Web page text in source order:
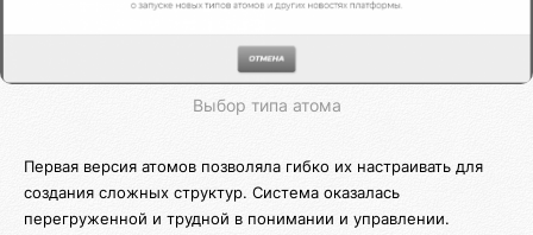
Выбор типа атома
Первая версия атомов позволяла гибко их настраивать для
создания сложных структур. Система оказалась
перегруженной и трудной в понимании и управлении.